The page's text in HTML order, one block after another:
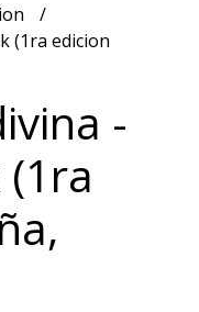
(1ra edicion
-
(1ra